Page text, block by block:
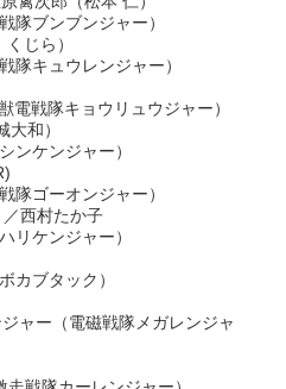
隊ブンブンジャー）
じら）
隊キュウレンジャー）
電戦隊キョウリュウジャー）
和）
ケンジャー）
隊ゴーオンジャー）
西村たか子
リケンジャー）
カブタック）
ャー（電磁戦隊メガレンジャ